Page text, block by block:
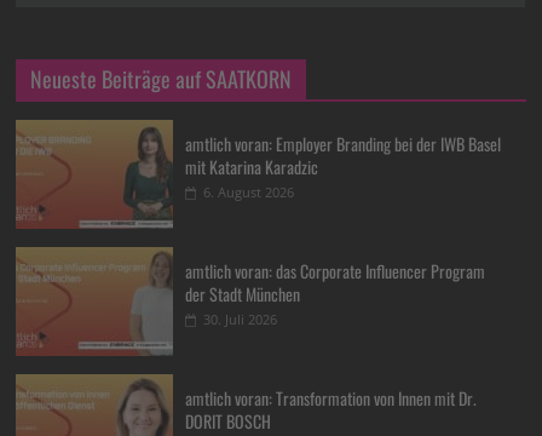
Neueste Beiträge auf SAATKORN
amtlich voran: Employer Branding bei der IWB Basel
mit Katarina Karadzic
6. August 2026
amtlich voran: das Corporate Influencer Program
der Stadt München
30. Juli 2026
amtlich voran: Transformation von Innen mit Dr.
DORIT BOSCH